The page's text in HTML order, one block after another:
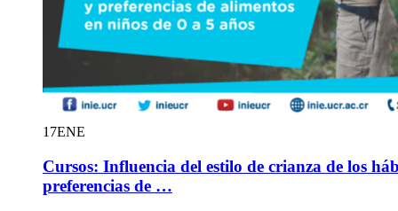
17ENE
Cursos: Influencia del estilo de crianza de los
preferencias de …